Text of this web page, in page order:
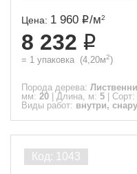
Цена: 1 960 /м2
8 232
= 1 упаковка (4,20м2)
Порода дерева:
мм: 20 Длина, м: 5 Сорт:
Виды работ: внутри,